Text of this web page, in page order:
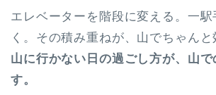
エレベーターを階段に変える。一
く。その積み重ねが、山でちゃんと
山に行かない日の過ごし方が、山で
す。